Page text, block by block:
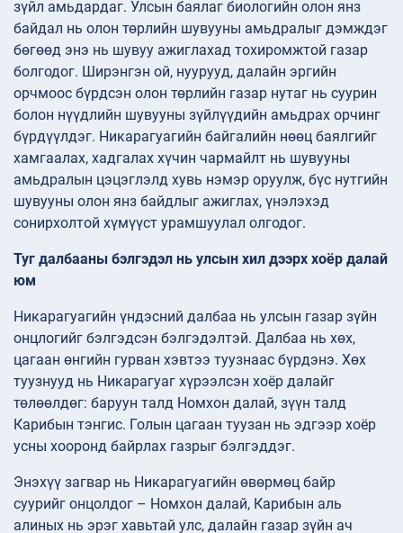
зүйл амьдардаг. Улсын баялаг биологийн олон янз
байдал нь олон төрлийн шувууны амьдралыг дэмждэг
бөгөөд энэ нь шувуу ажиглахад тохиромжтой газар
болгодог. Ширэнгэн ой, нуурууд, далайн эргийн
орчмоос бүрдсэн олон төрлийн газар нутаг нь суурин
болон нүүдлийн шувууны зүйлүүдийн амьдрах орчинг
бүрдүүлдэг. Никарагуагийн байгалийн нөөц баялгийг
хамгаалах, хадгалах хүчин чармайлт нь шувууны
амьдралын цэцэглэлд хувь нэмэр оруулж, бүс нутгийн
шувууны олон янз байдлыг ажиглах, үнэлэхэд
сонирхолтой хүмүүст урамшуулал олгодог.
Туг далбааны бэлгэдэл нь улсын хил дээрх хоёр далай
юм
Никарагуагийн үндэсний далбаа нь улсын газар зүйн
онцлогийг бэлгэдсэн бэлгэдэлтэй. Далбаа нь хөх,
цагаан өнгийн гурван хэвтээ туузнаас бүрдэнэ. Хөх
туузнууд нь Никарагуаг хүрээлсэн хоёр далайг
төлөөлдөг: баруун талд Номхон далай, зүүн талд
Карибын тэнгис. Голын цагаан туузан нь эдгээр хоёр
усны хооронд байрлах газрыг бэлгэддэг.
Энэхүү загвар нь Никарагуагийн өвөрмөц байр
суурийг онцолдог – Номхон далай, Карибын аль
алиных нь эрэг хавьтай улс, далайн газар зүйн ач